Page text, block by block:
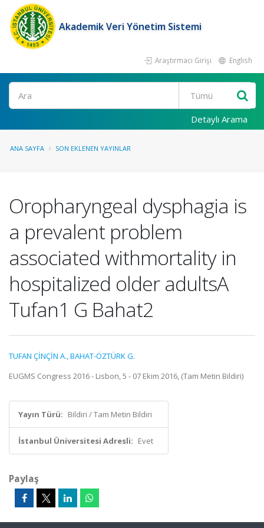
Akademik Veri Yönetim Sistemi
Araştırmacı Girişi English
Ara
Detaylı Arama
ANA SAYFA SON EKLENEN YAYINLAR
Oropharyngeal dysphagia is
a prevalent problem
associated withmortality in
hospitalized older adultsA
Tufan1 G Bahat2
TUFAN ÇİNÇİN A.,BAHAT-ÖZTÜRK G.
EUGMS Congress 2016 - Lisbon, 5 - 07 Ekim 2016, (Tam Metin Bildiri)
Yayın Türü: Bildiri / Tam Metin Bildiri
İstanbul Üniversitesi Adresli: Evet
Paylaş